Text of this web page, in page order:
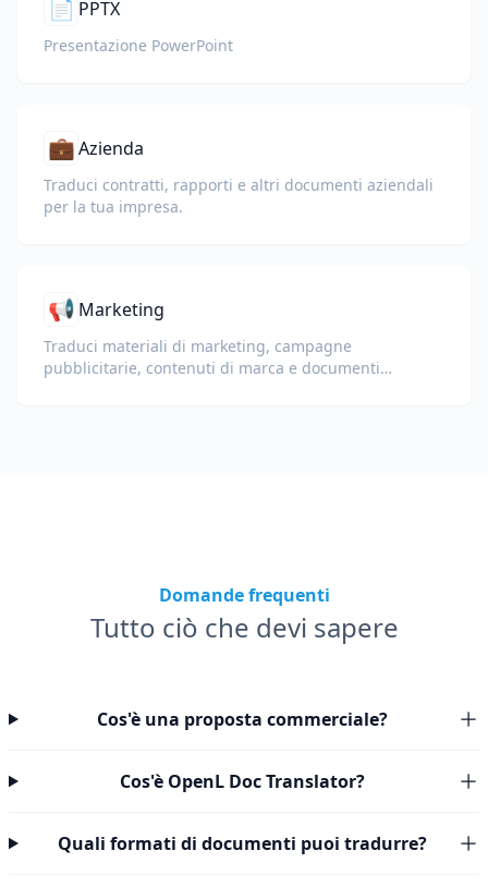
📄 PPTX
Presentazione PowerPoint
💼Azienda
Traduci contratti, rapporti e altri documenti aziendali
per la tua impresa.
📢 Marketing
Traduci materiali di marketing, campagne
pubblicitarie, contenuti di marca e documenti
Domande frequenti
Tutto ciò che devi sapere
Cos'è una proposta commerciale?
Cos'è OpenL Doc Translator?
Quali formati di documenti puoi tradurre?